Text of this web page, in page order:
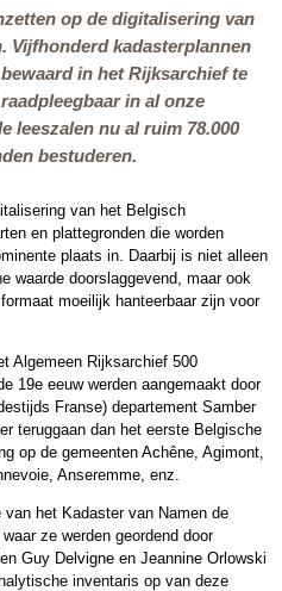
op de digitalisering van
Vijfhonderd kadasterplannen
in het Rijksarchief te
in al onze
leeszalen nu al ruim 78.000
bestuderen.
van het Belgisch
en plattegronden die worden
plaats in. Daarbij is niet alleen
waarde doorslaggevend, maar ook
moeilijk hanteerbaar zijn voor
Algemeen Rijksarchief 500
19e eeuw werden aangemaakt door
Franse) departement Samber
teruggaan dan het eerste Belgische
op de gemeenten Achêne, Agimont,
Anseremme, enz.
het Kadaster van Namen de
ze werden geordend door
Guy Delvigne en Jeannine Orlowski
inventaris op van deze